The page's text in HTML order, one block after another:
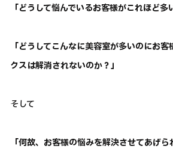
「どうして悩んでいるお客様がこれほど多
「どうしてこんなに美容室が多いのにお
クスは解消されないのか？」
そして
「何故、お客様の悩みを解決させてあげ